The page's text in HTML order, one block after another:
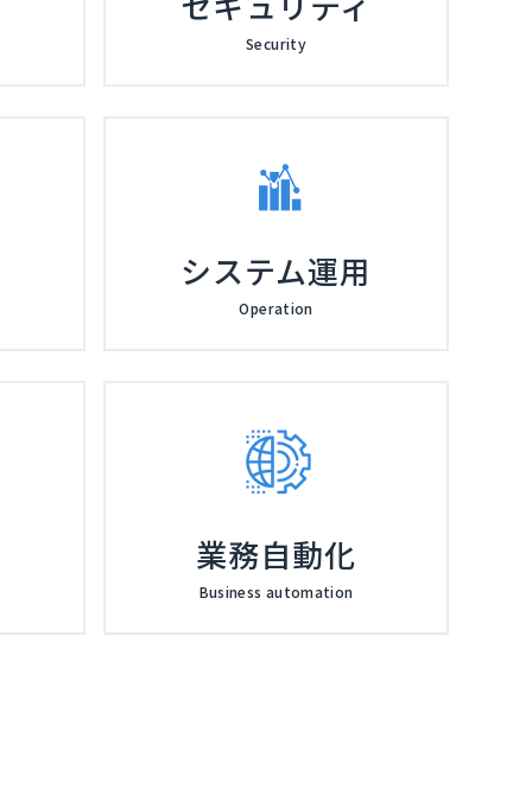
Security
システム運用
Operation
業務自動化
Business automation